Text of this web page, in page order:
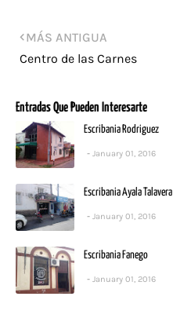
MÁS ANTIGUA
Centro de las Carnes
Entradas Que Pueden Interesarte
Escribania Rodriguez
January 01, 2016
Escribania Ayala Talavera
January 01, 2016
Escribania Fanego
January 01, 2016